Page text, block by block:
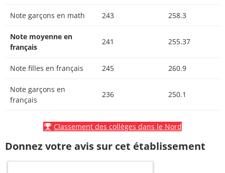
Note garçons en math 243 258.3
Note moyenne en
français
241 255.37
Note filles en français 245 260.9
Note garçons en
français
236 250.1
Classement des collèges dans le Nord
Donnez votre avis sur cet établissement